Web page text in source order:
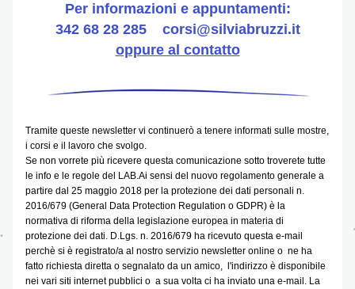
Per informazioni e appuntamenti:
342 68 28 285    corsi@silviabruzzi.it
oppure al contatto
Tramite queste newsletter vi continuerò a tenere informati sulle mostre,
i corsi e il lavoro che svolgo.
Se non vorrete più ricevere questa comunicazione sotto troverete tutte
le info e le regole del LAB.Ai sensi del nuovo regolamento generale a
partire dal 25 maggio 2018 per la protezione dei dati personali n.
2016/679 (General Data Protection Regulation o GDPR) è la
normativa di riforma della legislazione europea in materia di
protezione dei dati. D.Lgs. n. 2016/679 ha ricevuto questa e-mail
perchè si è registrato/a al nostro servizio newsletter online o  ne ha
fatto richiesta diretta o segnalato da un amico,  l'indirizzo è disponibile
nei vari siti internet pubblici o  a sua volta ci ha inviato una e-mail. La